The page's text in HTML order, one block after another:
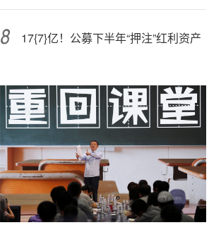
17{7}亿！公募下半年“押注”红利资产